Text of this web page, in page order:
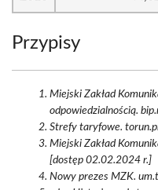
Przypisy
Miejski Zakład
odpowiedzialnością.
Strefy taryfowe.
Miejski Zakład
[dostęp 02.02.2024 r.]
Nowy prezes MZK.